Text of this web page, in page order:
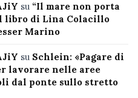
su “Il mare non porta
libro di Lina Colacillo
Marino
su Schlein: «Pagare di
lavorare nelle aree
dal ponte sullo stretto